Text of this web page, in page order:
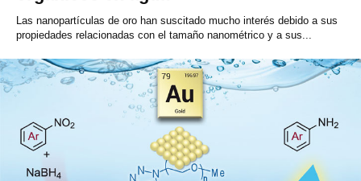
Las nanopartículas de oro han suscitado mucho interés debido a sus
propiedades relacionadas con el tamaño nanométrico y a sus...